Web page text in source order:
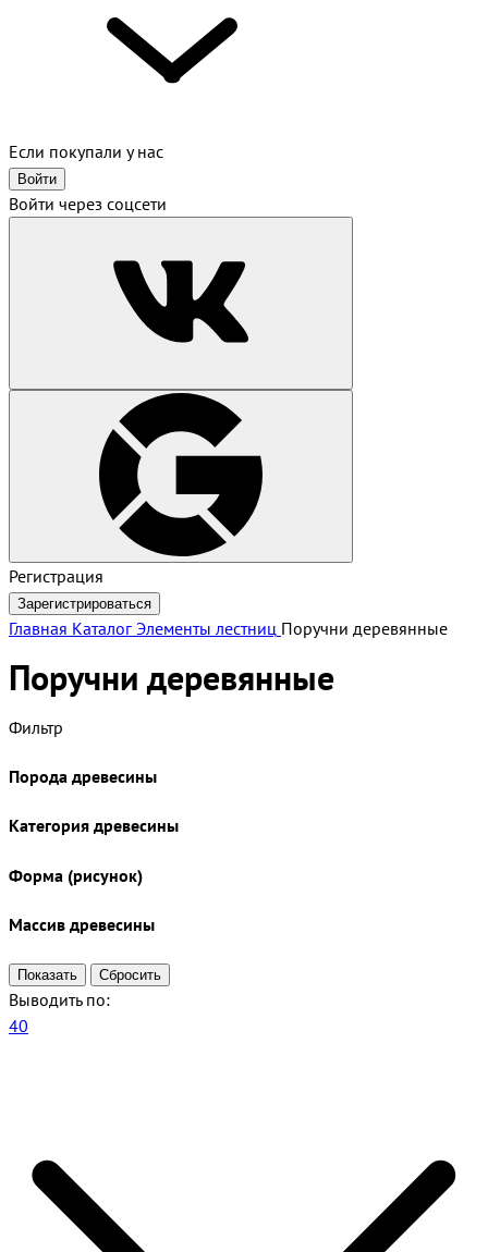
Если покупали у нас
Войти
Войти через соцсети
Регистрация
Зарегистрироваться
Главная Каталог Элементы лестниц Поручни деревянные
Поручни деревянные
Фильтр
Порода древесины
Категория древесины
Форма (рисунок)
Массив древесины
Выводить по:
40